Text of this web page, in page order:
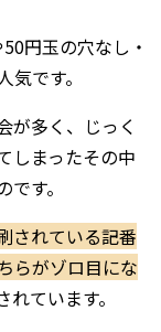
円玉の穴なし・
です。
が多く、じっく
しまったその中
す。
されている記番
らがゾロ目にな
ています。